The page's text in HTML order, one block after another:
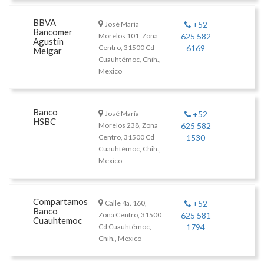
BBVA
Bancomer
Agustín
Melgar
José María
Morelos 101, Zona
Centro, 31500 Cd
Cuauhtémoc, Chih.,
Mexico
+52
625 582
6169
Banco
HSBC
José María
Morelos 238, Zona
Centro, 31500 Cd
Cuauhtémoc, Chih.,
Mexico
+52
625 582
1530
Compartamos
Banco
Cuauhtemoc
Calle 4a. 160,
Zona Centro, 31500
Cd Cuauhtémoc,
Chih., Mexico
+52
625 581
1794